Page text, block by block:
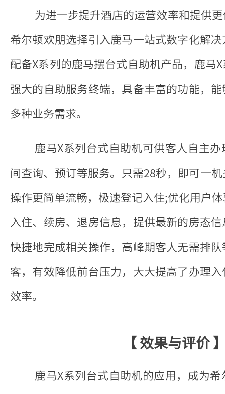
为进一步提升酒店的运营效率和提供
希尔顿欢朋选择引入鹿马一站式数字化解
配备X系列的鹿马摆台式自助机产品，鹿马
强大的自助服务终端，具备丰富的功能，
多种业务需求。
鹿马X系列台式自助机可供客人自主
间查询、预订等服务。只需28秒，即可一
操作更简单流畅，极速登记入住;优化用户
入住、续房、退房信息，提供最新的房态
快捷地完成相关操作，高峰期客人无需排
客，有效降低前台压力，大大提高了办理
效率。
【 效果与评价
鹿马X系列台式自助机的应用，成为